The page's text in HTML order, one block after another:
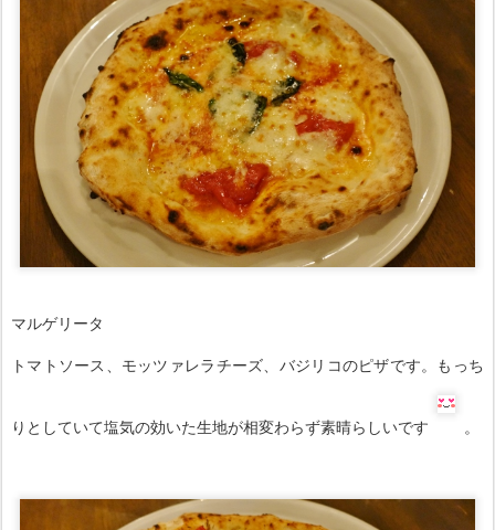
マルゲリータ
トマトソース、モッツァレラチーズ、バジリコのピザです。もっち
りとしていて塩気の効いた生地が相変わらず素晴らしいです 。